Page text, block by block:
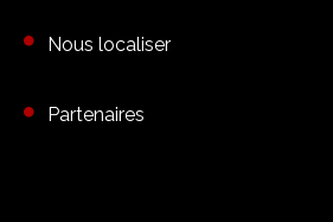
Nous localiser
Partenaires